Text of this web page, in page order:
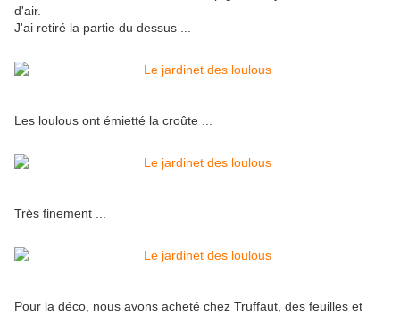
d'air.
J'ai retiré la partie du dessus ...
Les loulous ont émietté la croûte ...
Très finement ...
Pour la déco, nous avons acheté chez Truffaut, des feuilles et